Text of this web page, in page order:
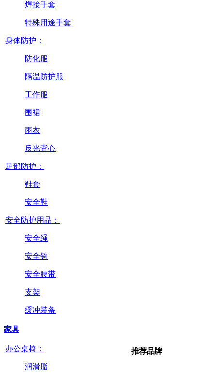
焊接手套
特殊用途手套
身体防护：
防化服
隔温防护服
工作服
围裙
雨衣
反光背心
足部防护：
鞋套
安全鞋
安全防护用品：
安全绳
安全钩
安全腰带
支架
缓冲装备
家具
办公桌椅：
润滑脂
推荐品牌